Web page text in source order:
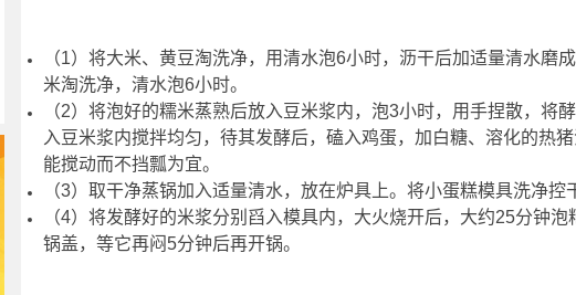
（1）将大米、黄豆淘洗净，用清水泡6小时，沥干后加适量清水磨
米淘洗净，清水泡6小时。
（2）将泡好的糯米蒸熟后放入豆米浆内，泡3小时，用手捏散，将
入豆米浆内搅拌均匀，待其发酵后，磕入鸡蛋，加白糖、溶化的热
能搅动而不挡瓢为宜。
（3）取干净蒸锅加入适量清水，放在炉具上。将小蛋糕模具洗净控
（4）将发酵好的米浆分别舀入模具内，大火烧开后，大约25分钟
锅盖，等它再闷5分钟后再开锅。